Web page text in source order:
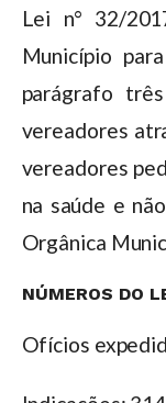
Lei n° 32/
Município
parágrafo
vereadores
vereadores
na saúde e
Orgânica
NÚMEROS DO
Ofícios